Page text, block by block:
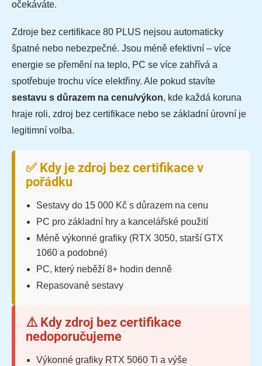
očekáváte.
Zdroje bez certifikace 80 PLUS nejsou automaticky
špatné nebo nebezpečné. Jsou méně efektivní – více
energie se přemění na teplo, PC se více zahřívá a
spotřebuje trochu více elektřiny. Ale pokud stavíte
sestavu s důrazem na cenu/výkon, kde každá koruna
hraje roli, zdroj bez certifikace nebo se základní úrovní je
legitimní volba.
✅ Kdy je zdroj bez certifikace v
pořádku
Sestavy do 15 000 Kč s důrazem na cenu
PC pro základní hry a kancelářské použití
Méně výkonné grafiky (RTX 3050, starší GTX
1060 a podobné)
PC, který neběží 8+ hodin denně
Repasované sestavy
⚠️ Kdy zdroj bez certifikace
nedoporučujeme
Výkonné grafiky RTX 5060 Ti a výše